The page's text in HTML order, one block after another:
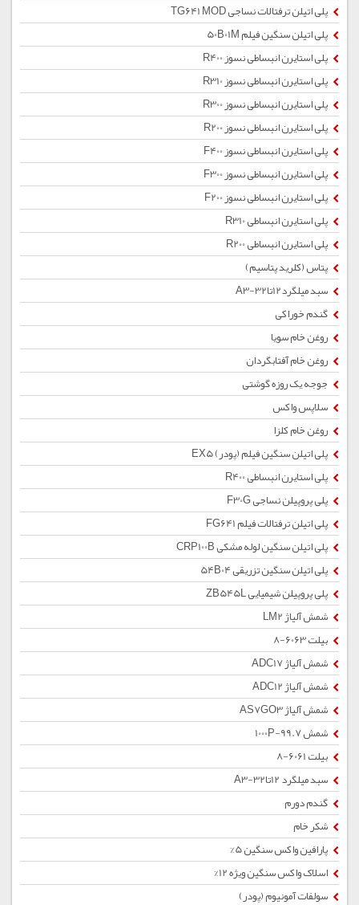
پلی اتیلن ترفتالات نساجی TG641 MOD
پلی اتیلن سنگین فیلم 50B01M
پلی استایرن انبساطی نسوز R400
پلی استایرن انبساطی نسوز R310
پلی استایرن انبساطی نسوز R300
پلی استایرن انبساطی نسوز R200
پلی استایرن انبساطی نسوز F400
پلی استایرن انبساطی نسوز F300
پلی استایرن انبساطی نسوز F200
پلی استایرن انبساطی R310
پلی استایرن انبساطی R200
پتاس (کلرید پتاسیم)
سبد میلگرد12تا32-A3
گندم خوراکی
روغن خام سویا
روغن خام آفتابگردان
جوجه یک روزه گوشتی
سلاپس واکس
روغن خام کلزا
پلی اتیلن سنگین فیلم (پودر) EX5
پلی استایرن انبساطی R400
پلی پروپیلن نساجی F30G
پلی اتیلن ترفتالات فیلم FG641
پلی اتیلن سنگین لوله مشکی CRP100B
پلی اتیلن سنگین تزریقی 54B04
پلی پروپیلن شیمیایی ZB545L
شمش آلیاژ LM2
بیلت 6063-8
شمش آلیاژ ADC17
شمش آلیاژ ADC12
شمش آلیاژ AS7GO3
شمش 1000P-99.7
بیلت 6061-8
سبد میلگرد 12تا32-A3
گندم دورم
شکر خام
پارافین واکس سنگین 5%
اسلاک واکس سنگین ویژه 12%
سولفات آمونیوم (پودر)